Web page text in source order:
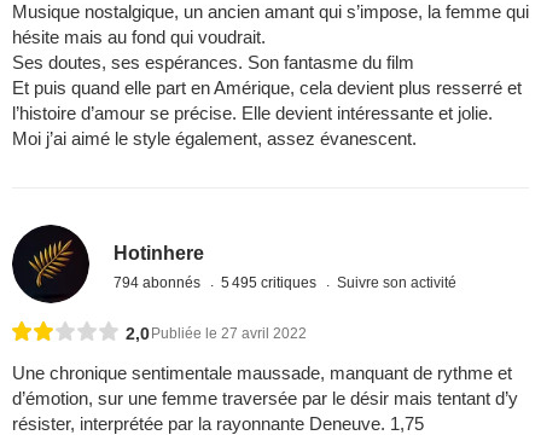
Musique nostalgique, un ancien amant qui s’impose, la femme qui
hésite mais au fond qui voudrait.
Ses doutes, ses espérances. Son fantasme du film
Et puis quand elle part en Amérique, cela devient plus resserré et
l’histoire d’amour se précise. Elle devient intéressante et jolie.
Moi j’ai aimé le style également, assez évanescent.
Hotinhere
794 abonnés 5 495 critiques Suivre son activité
2,0Publiée le 27 avril 2022
Une chronique sentimentale maussade, manquant de rythme et
d’émotion, sur une femme traversée par le désir mais tentant d’y
résister, interprétée par la rayonnante Deneuve. 1,75